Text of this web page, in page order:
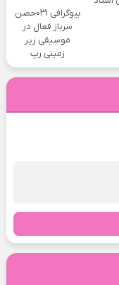
بیوگرافی ۰۳۱حصن
سرباز فعال در
موسیقی زیر
زمینی رپ